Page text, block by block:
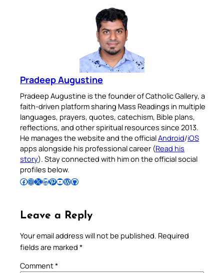
Pradeep Augustine
Pradeep Augustine is the founder of Catholic Gallery, a
faith-driven platform sharing Mass Readings in multiple
languages, prayers, quotes, catechism, Bible plans,
reflections, and other spiritual resources since 2013.
He manages the website and the officialAndroid/iOS
apps alongside his professional career (Read his
story). Stay connected with him on the official social
profiles below.
Follow Pradeep on Facebook Follow Pradeep on InstagramFollow Pradeep on X Follow Pradeep on LinkedIn Follow Pradeep on Pinterest Subscribe to Pradeep’s Youtube Channel Follow Pradeep on WordPress Follow Pradeep on GitHub
Leave a Reply
Your email address will not be published. Required
fields are marked *
Comment*